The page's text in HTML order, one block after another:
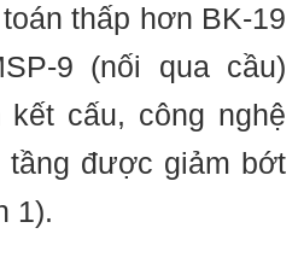
thấp hơn BK-19
9 (nối qua cầu)
cấu, công nghệ
được giảm bớt
1).